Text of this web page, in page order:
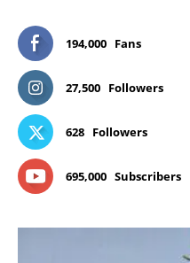
194,000 Fans
27,500 Followers
628 Followers
695,000 Subscribers